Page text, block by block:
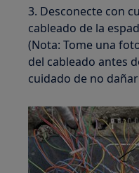
3. Desconecte con
cableado de la
(Nota: Tome una
del cableado antes
cuidado de no